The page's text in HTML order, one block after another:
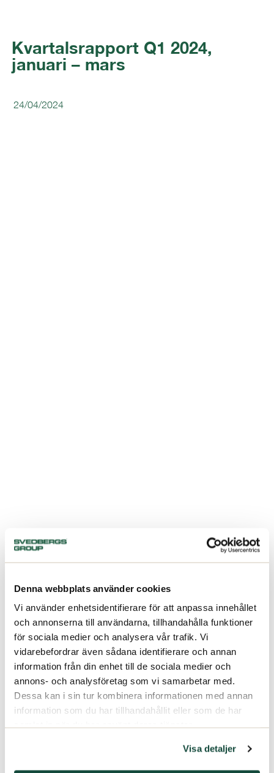
Denna webbplats använder cookies
Vi använder enhetsidentifierare för att anpassa innehållet
och annonserna till användarna, tillhandahålla funktioner
för sociala medier och analysera vår trafik. Vi
vidarebefordrar även sådana identifierare och annan
information från din enhet till de sociala medier och
annons- och analysföretag som vi samarbetar med.
Dessa kan i sin tur kombinera informationen med annan
information som du har tillhandahållit eller som de har
samlat in när du har använt deras tjänster.
Visa detaljer
Kvartalsrapport Q1 2024,
januari – mars
24/04/2024